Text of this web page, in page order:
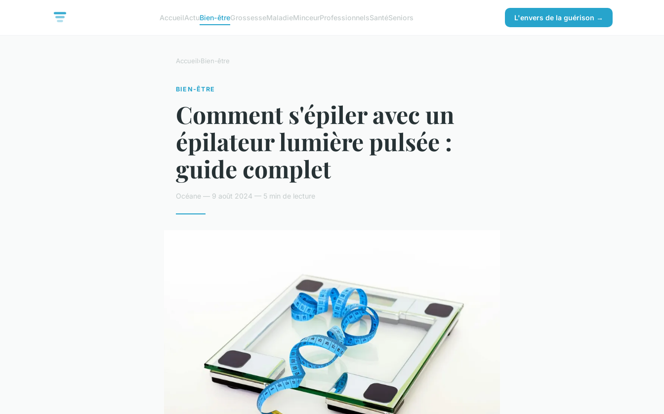
AccueilActuBien-êtreGrossesseMaladieMinceurProfessionnelsSantéSeniors L'envers de la guérison →
Accueil›Bien-être
BIEN-ÊTRE
Comment s'épiler avec un
épilateur lumière pulsée :
guide complet
Océane — 9 août 2024 — 5 min de lecture